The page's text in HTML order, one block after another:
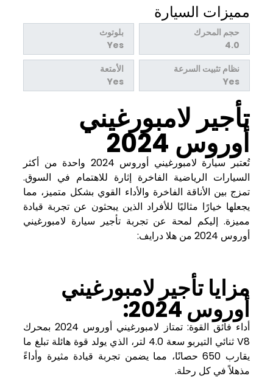
مميزات السيارة
حجم المحرك
4.0
بلوتوث
Yes
نظام تثبيت السرعة
Yes
الأمتعة
Yes
تأجير لامبورغيني
أوروس 2024
تُعتبر سيارة لامبورغيني أوروس 2024 واحدة من أكثر
السيارات الرياضية الفاخرة إثارة للاهتمام في السوق.
تمزج بين الأناقة الفاخرة والأداء القوي بشكل متميز، مما
يجعلها خيارًا مثاليًا للأفراد الذين يبحثون عن تجربة قيادة
مميزة. إليكم لمحة عن تجربة تأجير سيارة لامبورغيني
أوروس 2024 من هلا درايف:
مزايا تأجير لامبورغيني
أوروس 2024:
أداء فائق القوة: تمتاز لامبورغيني أوروس 2024 بمحرك
V8 ثنائي التيربو سعة 4.0 لتر، الذي يولد قوة هائلة تبلغ ما
يقارب 650 حصانًا، مما يضمن تجربة قيادة مثيرة وأداءً
مذهلاً في كل رحلة.